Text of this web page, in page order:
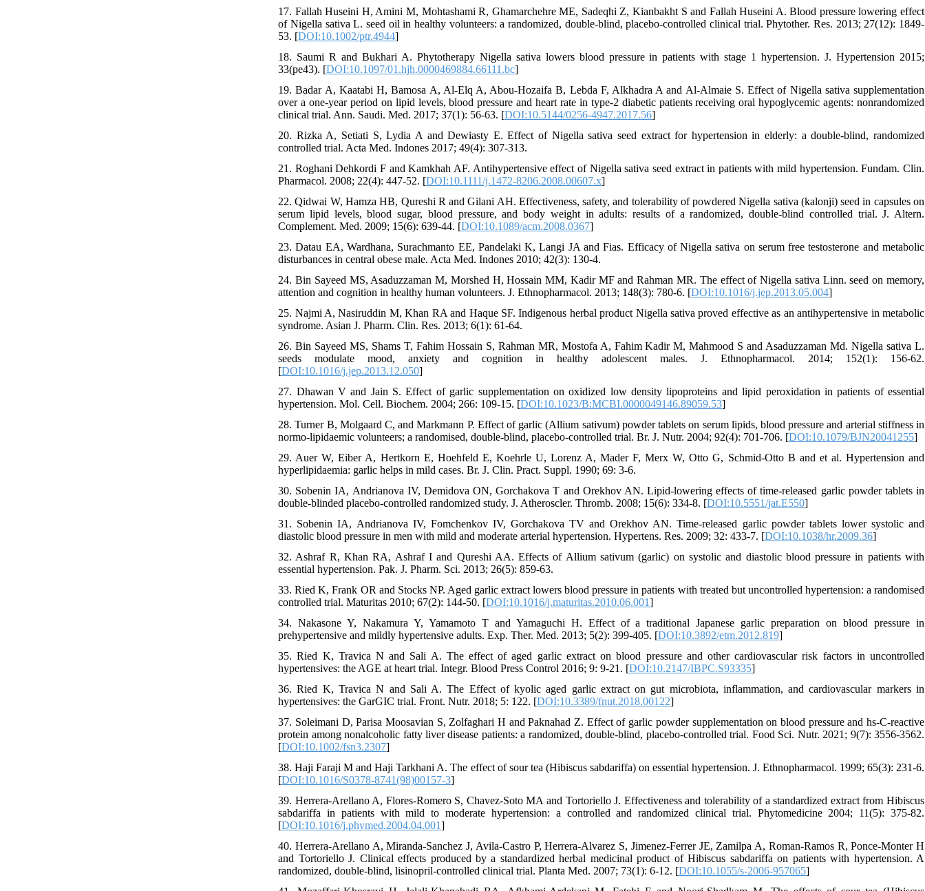
17. Fallah Huseini H, Amini M, Mohtashami R, Ghamarchehre ME, Sadeqhi Z, Kianbakht S and Fallah Huseini A. Blood pressure lowering effect
of Nigella sativa L. seed oil in healthy volunteers: a randomized, double-blind, placebo-controlled clinical trial. Phytother. Res. 2013; 27(12): 1849-
53. [DOI:10.1002/ptr.4944]
18. Saumi R and Bukhari A. Phytotherapy Nigella sativa lowers blood pressure in patients with stage 1 hypertension. J. Hypertension 2015;
33(pe43). [DOI:10.1097/01.hjh.0000469884.66111.bc]
19. Badar A, Kaatabi H, Bamosa A, Al-Elq A, Abou-Hozaifa B, Lebda F, Alkhadra A and Al-Almaie S. Effect of Nigella sativa supplementation
over a one-year period on lipid levels, blood pressure and heart rate in type-2 diabetic patients receiving oral hypoglycemic agents: nonrandomized
clinical trial. Ann. Saudi. Med. 2017; 37(1): 56-63. [DOI:10.5144/0256-4947.2017.56]
20. Rizka A, Setiati S, Lydia A and Dewiasty E. Effect of Nigella sativa seed extract for hypertension in elderly: a double-blind, randomized
controlled trial. Acta Med. Indones 2017; 49(4): 307-313.
21. Roghani Dehkordi F and Kamkhah AF. Antihypertensive effect of Nigella sativa seed extract in patients with mild hypertension. Fundam. Clin.
Pharmacol. 2008; 22(4): 447-52. [DOI:10.1111/j.1472-8206.2008.00607.x]
22. Qidwai W, Hamza HB, Qureshi R and Gilani AH. Effectiveness, safety, and tolerability of powdered Nigella sativa (kalonji) seed in capsules on
serum lipid levels, blood sugar, blood pressure, and body weight in adults: results of a randomized, double-blind controlled trial. J. Altern.
Complement. Med. 2009; 15(6): 639-44. [DOI:10.1089/acm.2008.0367]
23. Datau EA, Wardhana, Surachmanto EE, Pandelaki K, Langi JA and Fias. Efficacy of Nigella sativa on serum free testosterone and metabolic
disturbances in central obese male. Acta Med. Indones 2010; 42(3): 130-4.
24. Bin Sayeed MS, Asaduzzaman M, Morshed H, Hossain MM, Kadir MF and Rahman MR. The effect of Nigella sativa Linn. seed on memory,
attention and cognition in healthy human volunteers. J. Ethnopharmacol. 2013; 148(3): 780-6. [DOI:10.1016/j.jep.2013.05.004]
25. Najmi A, Nasiruddin M, Khan RA and Haque SF. Indigenous herbal product Nigella sativa proved effective as an antihypertensive in metabolic
syndrome. Asian J. Pharm. Clin. Res. 2013; 6(1): 61-64.
26. Bin Sayeed MS, Shams T, Fahim Hossain S, Rahman MR, Mostofa A, Fahim Kadir M, Mahmood S and Asaduzzaman Md. Nigella sativa L.
seeds modulate mood, anxiety and cognition in healthy adolescent males. J. Ethnopharmacol. 2014; 152(1): 156-62.
[DOI:10.1016/j.jep.2013.12.050]
27. Dhawan V and Jain S. Effect of garlic supplementation on oxidized low density lipoproteins and lipid peroxidation in patients of essential
hypertension. Mol. Cell. Biochem. 2004; 266: 109-15. [DOI:10.1023/B:MCBI.0000049146.89059.53]
28. Turner B, Molgaard C, and Markmann P. Effect of garlic (Allium sativum) powder tablets on serum lipids, blood pressure and arterial stiffness in
normo-lipidaemic volunteers; a randomised, double-blind, placebo-controlled trial. Br. J. Nutr. 2004; 92(4): 701-706. [DOI:10.1079/BJN20041255]
29. Auer W, Eiber A, Hertkorn E, Hoehfeld E, Koehrle U, Lorenz A, Mader F, Merx W, Otto G, Schmid-Otto B and et al. Hypertension and
hyperlipidaemia: garlic helps in mild cases. Br. J. Clin. Pract. Suppl. 1990; 69: 3-6.
30. Sobenin IA, Andrianova IV, Demidova ON, Gorchakova T and Orekhov AN. Lipid-lowering effects of time-released garlic powder tablets in
double-blinded placebo-controlled randomized study. J. Atheroscler. Thromb. 2008; 15(6): 334-8. [DOI:10.5551/jat.E550]
31. Sobenin IA, Andrianova IV, Fomchenkov IV, Gorchakova TV and Orekhov AN. Time-released garlic powder tablets lower systolic and
diastolic blood pressure in men with mild and moderate arterial hypertension. Hypertens. Res. 2009; 32: 433-7. [DOI:10.1038/hr.2009.36]
32. Ashraf R, Khan RA, Ashraf I and Qureshi AA. Effects of Allium sativum (garlic) on systolic and diastolic blood pressure in patients with
essential hypertension. Pak. J. Pharm. Sci. 2013; 26(5): 859-63.
33. Ried K, Frank OR and Stocks NP. Aged garlic extract lowers blood pressure in patients with treated but uncontrolled hypertension: a randomised
controlled trial. Maturitas 2010; 67(2): 144-50. [DOI:10.1016/j.maturitas.2010.06.001]
34. Nakasone Y, Nakamura Y, Yamamoto T and Yamaguchi H. Effect of a traditional Japanese garlic preparation on blood pressure in
prehypertensive and mildly hypertensive adults. Exp. Ther. Med. 2013; 5(2): 399-405. [DOI:10.3892/etm.2012.819]
35. Ried K, Travica N and Sali A. The effect of aged garlic extract on blood pressure and other cardiovascular risk factors in uncontrolled
hypertensives: the AGE at heart trial. Integr. Blood Press Control 2016; 9: 9-21. [DOI:10.2147/IBPC.S93335]
36. Ried K, Travica N and Sali A. The Effect of kyolic aged garlic extract on gut microbiota, inflammation, and cardiovascular markers in
hypertensives: the GarGIC trial. Front. Nutr. 2018; 5: 122. [DOI:10.3389/fnut.2018.00122]
37. Soleimani D, Parisa Moosavian S, Zolfaghari H and Paknahad Z. Effect of garlic powder supplementation on blood pressure and hs-C-reactive
protein among nonalcoholic fatty liver disease patients: a randomized, double-blind, placebo-controlled trial. Food Sci. Nutr. 2021; 9(7): 3556-3562.
[DOI:10.1002/fsn3.2307]
38. Haji Faraji M and Haji Tarkhani A. The effect of sour tea (Hibiscus sabdariffa) on essential hypertension. J. Ethnopharmacol. 1999; 65(3): 231-6.
[DOI:10.1016/S0378-8741(98)00157-3]
39. Herrera-Arellano A, Flores-Romero S, Chavez-Soto MA and Tortoriello J. Effectiveness and tolerability of a standardized extract from Hibiscus
sabdariffa in patients with mild to moderate hypertension: a controlled and randomized clinical trial. Phytomedicine 2004; 11(5): 375-82.
[DOI:10.1016/j.phymed.2004.04.001]
40. Herrera-Arellano A, Miranda-Sanchez J, Avila-Castro P, Herrera-Alvarez S, Jimenez-Ferrer JE, Zamilpa A, Roman-Ramos R, Ponce-Monter H
and Tortoriello J. Clinical effects produced by a standardized herbal medicinal product of Hibiscus sabdariffa on patients with hypertension. A
randomized, double-blind, lisinopril-controlled clinical trial. Planta Med. 2007; 73(1): 6-12. [DOI:10.1055/s-2006-957065]